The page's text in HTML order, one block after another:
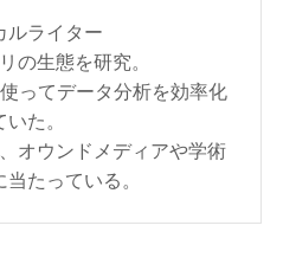
ルライター
の生態を研究。
ってデータ分析を効率化
いた。
オウンドメディアや学術
たっている。